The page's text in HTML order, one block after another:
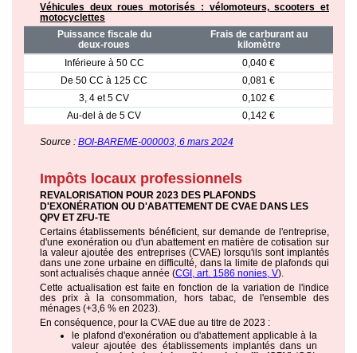
Véhicules deux roues motorisés : vélomoteurs, scooters et
motocyclettes
Puissance fiscale du
deux-roues
Frais de carburant au
kilomètre
Inférieure à 50 CC
0,040 €
De 50 CC à 125 CC
0,081 €
3, 4 et 5 CV
0,102 €
Au-del à de 5 CV
0,142 €
Source : BOI-BAREME-000003, 6 mars 2024
Impôts locaux professionnels
REVALORISATION POUR 2023 DES PLAFONDS
D'EXONÉRATION OU D'ABATTEMENT DE CVAE DANS LES
QPV ET ZFU-TE
Certains établissements bénéficient, sur demande de l'entreprise,
d'une exonération ou d'un abattement en matière de cotisation sur
la valeur ajoutée des entreprises (CVAE) lorsqu'ils sont implantés
dans une zone urbaine en difficulté, dans la limite de plafonds qui
sont actualisés chaque année (CGI, art. 1586 nonies, V).
Cette actualisation est faite en fonction de la variation de l'indice
des prix à la consommation, hors tabac, de l'ensemble des
ménages (+3,6 % en 2023).
En conséquence, pour la CVAE due au titre de 2023 :
le plafond d'exonération ou d'abattement applicable à la
valeur ajoutée des établissements implantés dans un